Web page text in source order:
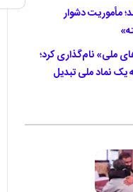
مأموریت دشوار
تیم‌های ملی» نام‌گذاری کرد؛
یک نماد ملی تبدیل